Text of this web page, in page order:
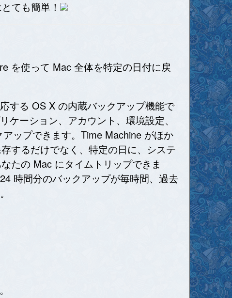
ても簡単！
を使って Mac 全体を特定の日付に戻
する OS X の内蔵バックアップ機能で
ーション、アカウント、環境設定、
ップできます。Time Machine がほか
するだけでなく、特定の日に、システ
たの Mac にタイムトリップできま
時間分のバックアップが毎時間、過去